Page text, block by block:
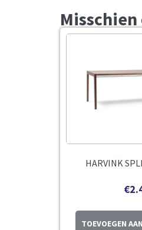
HARVINK
€
TOEVOEGEN